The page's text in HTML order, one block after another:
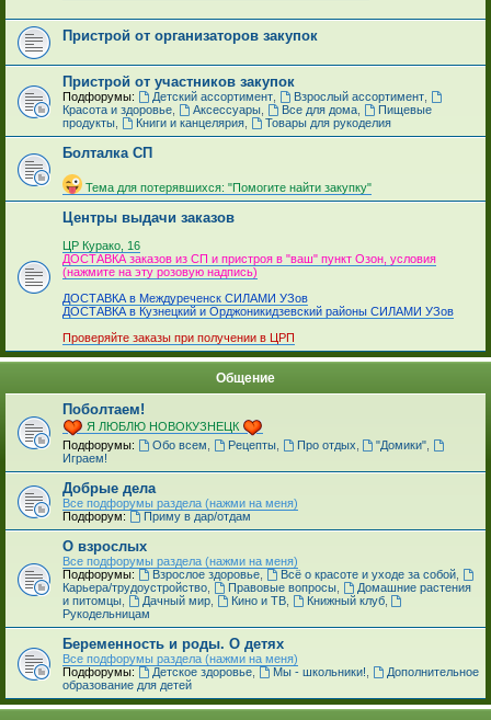
Пристрой от организаторов закупок
Пристрой от участников закупок
Подфорумы: Детский ассортимент, Взрослый ассортимент,
Красота и здоровье
Аксессуары, Все для дома,
Пищевые
продукты
Книги и канцелярия, Товары для рукоделия
Болталка СП
Тема для потерявшихся: "Помогите найти закупку"
Центры выдачи заказов
ЦР Курако, 16
ДОСТАВКА заказов из СП и пристроя в "ваш" пункт Озон, условия
(нажмите на эту розовую надпись)
ДОСТАВКА в Междуреченск СИЛАМИ УЗов
ДОСТАВКА в Кузнецкий и Орджоникидзевский районы СИЛАМИ УЗов
Проверяйте заказы при получении в ЦРП
Общение
Поболтаем!
Я ЛЮБЛЮ НОВОКУЗНЕЦК
Подфорумы:
Обо всем Рецепты, Про отдых "Домики"
Играем!
Добрые дела
Все подфорумы раздела (нажми на меня)
Подфорум:
Приму в дар/отдам
О взрослых
Все подфорумы раздела (нажми на меня)
Подфорумы:
Взрослое здоровье, Всё о красоте и уходе за собой,
Карьера/трудоустройство
Правовые вопросы,
Домашние растения
и питомцы
Дачный мир, Кино и ТВ, Книжный клуб,
Рукодельницам
Беременность и роды. О детях
Все подфорумы раздела (нажми на меня)
Подфорумы:
Детское здоровье, Мы - школьники!
Дополнительное
образование для детей